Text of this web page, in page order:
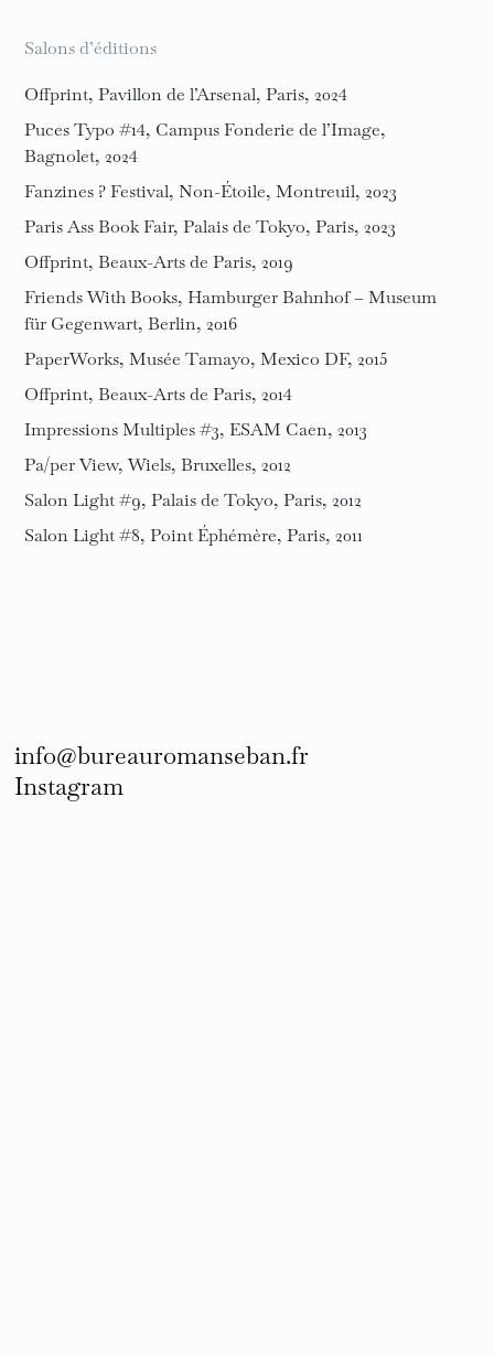
Salons d’éditions
Offprint, Pavillon de l’Arsenal, Paris, 2024
Puces Typo #14, Campus Fonderie de l’Image,
Bagnolet, 2024
Fanzines ? Festival, Non-Étoile, Montreuil, 2023
Paris Ass Book Fair, Palais de Tokyo, Paris, 2023
Offprint, Beaux-Arts de Paris, 2019
Friends With Books, Hamburger Bahnhof – Museum
für Gegenwart, Berlin, 2016
PaperWorks, Musée Tamayo, Mexico DF, 2015
Offprint, Beaux-Arts de Paris, 2014
Impressions Multiples #3, ESAM Caen, 2013
Pa/per View, Wiels, Bruxelles, 2012
Salon Light #9, Palais de Tokyo, Paris, 2012
Salon Light #8, Point Éphémère, Paris, 2011
info@bureauromanseban.fr
Instagram